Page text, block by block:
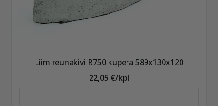
Liim reunakivi R750 kupera 589x130x120
22,05 €/kpl